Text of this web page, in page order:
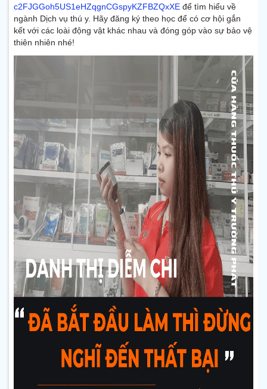
c2FJGGoh5US1eHZqgnCGspyKZFBZQxXE để tìm hiểu về
ngành Dịch vụ thú y. Hãy đăng ký theo học để có cơ hội gắn
kết với các loài động vật khác nhau và đóng góp vào sự bảo vệ
thiên nhiên nhé!